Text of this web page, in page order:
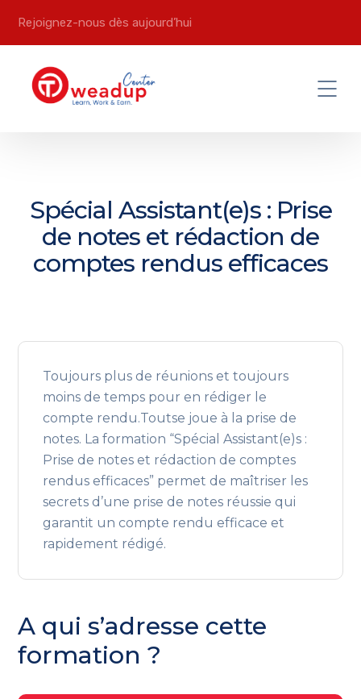
Rejoignez-nous dès aujourd’hui
Spécial Assistant(e)s : Prise
de notes et rédaction de
comptes rendus efficaces
Toujours plus de réunions et toujours
moins de temps pour en rédiger le
compte rendu.Toutse joue à la prise de
notes. La formation “Spécial Assistant(e)s :
Prise de notes et rédaction de comptes
rendus efficaces” permet de maîtriser les
secrets d’une prise de notes réussie qui
garantit un compte rendu efficace et
rapidement rédigé.
A qui s’adresse cette
formation ?